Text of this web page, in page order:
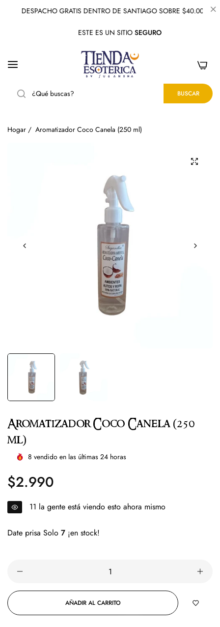
DESPACHO GRATIS DENTRO DE SANTIAGO SOBRE $40.000
ESTE ES UN SITIO SEGURO
BUSCAR
Hogar / Aromatizador Coco Canela (250 ml)
Aromatizador Coco Canela (250
ml)
8 vendido en las últimas 24 horas
Precio
regular
$2.990
19 la gente está viendo esto ahora mismo
Date prisa Solo 7 ¡en stock!
AÑADIR AL CARRITO